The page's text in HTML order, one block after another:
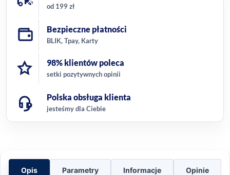
od 199 zł
Bezpieczne płatności
BLIK, Tpay, Karty
98% klientów poleca
setki pozytywnych opinii
Polska obsługa klienta
jesteśmy dla Ciebie
Opis Parametry Informacje Opinie